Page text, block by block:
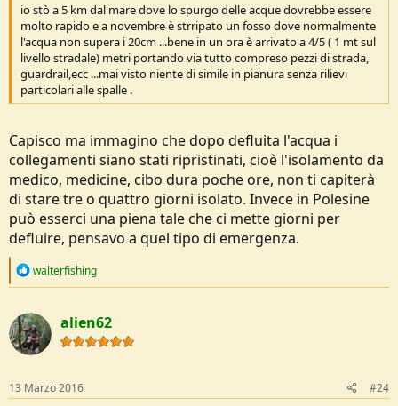
io stò a 5 km dal mare dove lo spurgo delle acque dovrebbe essere
molto rapido e a novembre è strripato un fosso dove normalmente
l'acqua non supera i 20cm ...bene in un ora è arrivato a 4/5 ( 1 mt sul
livello stradale) metri portando via tutto compreso pezzi di strada,
guardrail,ecc ...mai visto niente di simile in pianura senza rilievi
particolari alle spalle .
Capisco ma immagino che dopo defluita l'acqua i
collegamenti siano stati ripristinati, cioè l'isolamento da
medico, medicine, cibo dura poche ore, non ti capiterà
di stare tre o quattro giorni isolato. Invece in Polesine
può esserci una piena tale che ci mette giorni per
defluire, pensavo a quel tipo di emergenza.
R
c
t
i
o
s
:
walterfishing
alien62
13 Marzo 2016 #24